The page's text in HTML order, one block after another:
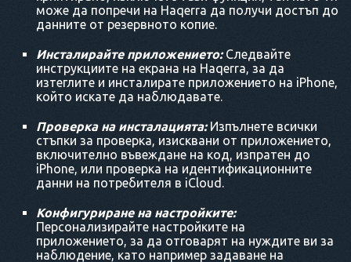
може да попречи на Haqerra да получи достъп до
данните от резервното копие.
Инсталирайте приложението:Следвайте
инструкциите на екрана на Haqerra, за да
изтеглите и инсталирате приложението на iPhone,
който искате да наблюдавате.
Проверка на инсталацията:Изпълнете всички
стъпки за проверка, изисквани от приложението,
включително въвеждане на код, изпратен до
iPhone, или проверка на идентификационните
данни на потребителя в iCloud.
Конфигуриране на настройките:
Персонализирайте настройките на
приложението, за да отговарят на нуждите ви за
наблюдение, като например задаване на